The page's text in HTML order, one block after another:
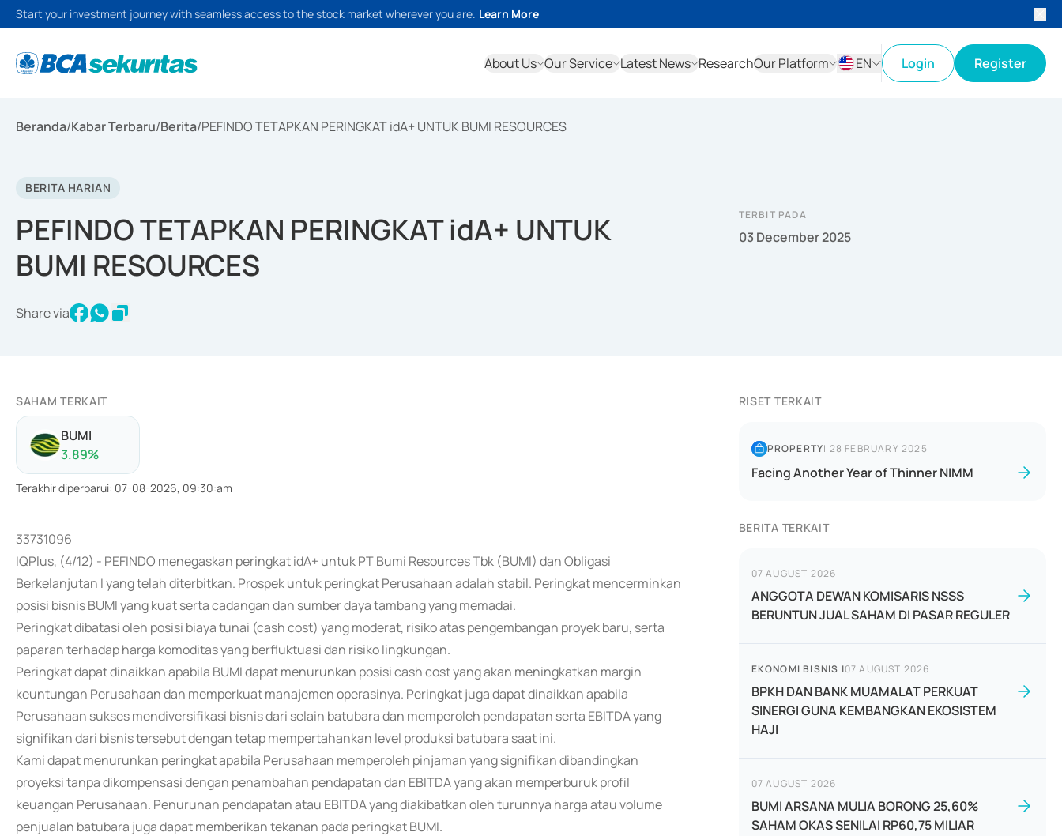
Start your investment journey with seamless access to the stock market wherever you are. Learn More
About Us Our Service Latest News ResearchOur Platform
EN
Login Register
Beranda/Kabar Terbaru/Berita/PEFINDO TETAPKAN PERINGKAT idA+ UNTUK BUMI RESOURCES
BERITA HARIAN
PEFINDO TETAPKAN PERINGKAT idA+ UNTUK
BUMI RESOURCES
Share via
TERBIT PADA
03 December 2025
SAHAM TERKAIT
BUMI
3.89%
Terakhir diperbarui: 07-08-2026, 09:30:am
33731096
IQPlus, (4/12) - PEFINDO menegaskan peringkat idA+ untuk PT Bumi Resources Tbk (BUMI) dan Obligasi
Berkelanjutan I yang telah diterbitkan. Prospek untuk peringkat Perusahaan adalah stabil. Peringkat mencerminkan
posisi bisnis BUMI yang kuat serta cadangan dan sumber daya tambang yang memadai.
Peringkat dibatasi oleh posisi biaya tunai (cash cost) yang moderat, risiko atas pengembangan proyek baru, serta
paparan terhadap harga komoditas yang berfluktuasi dan risiko lingkungan.
Peringkat dapat dinaikkan apabila BUMI dapat menurunkan posisi cash cost yang akan meningkatkan margin
keuntungan Perusahaan dan memperkuat manajemen operasinya. Peringkat juga dapat dinaikkan apabila
Perusahaan sukses mendiversifikasi bisnis dari selain batubara dan memperoleh pendapatan serta EBITDA yang
signifikan dari bisnis tersebut dengan tetap mempertahankan level produksi batubara saat ini.
Kami dapat menurunkan peringkat apabila Perusahaan memperoleh pinjaman yang signifikan dibandingkan
proyeksi tanpa dikompensasi dengan penambahan pendapatan dan EBITDA yang akan memperburuk profil
keuangan Perusahaan. Penurunan pendapatan atau EBITDA yang diakibatkan oleh turunnya harga atau volume
penjualan batubara juga dapat memberikan tekanan pada peringkat BUMI.
RISET TERKAIT
PROPERTY| 28 FEBRUARY 2025
Facing Another Year of Thinner NIMM
BERITA TERKAIT
07 AUGUST 2026
ANGGOTA DEWAN KOMISARIS NSSS
BERUNTUN JUAL SAHAM DI PASAR REGULER
EKONOMI BISNIS |07 AUGUST 2026
BPKH DAN BANK MUAMALAT PERKUAT
SINERGI GUNA KEMBANGKAN EKOSISTEM
HAJI
07 AUGUST 2026
BUMI ARSANA MULIA BORONG 25,60%
SAHAM OKAS SENILAI RP60,75 MILIAR